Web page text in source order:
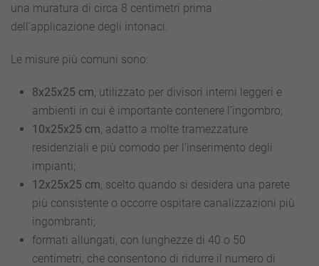
una muratura di circa 8 centimetri prima
dell’applicazione degli intonaci.
Le misure più comuni sono:
8x25x25 cm, utilizzato per divisori interni leggeri e
ambienti in cui è importante contenere l’ingombro;
10x25x25 cm, adatto a molte tramezzature
residenziali e più comodo per l’inserimento degli
impianti;
12x25x25 cm, scelto quando si desidera una parete
più consistente o occorre ospitare canalizzazioni più
ingombranti;
formati allungati, con lunghezze di 40 o 50
centimetri, che consentono di ridurre il numero di